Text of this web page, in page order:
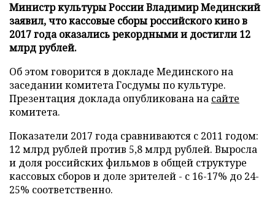
Министр культуры России Владимир Мединский
заявил, что кассовые сборы российского кино в
2017 года оказались рекордными и достигли 12
млрд рублей.
Об этом говорится в докладе Мединского на
заседании комитета Госдумы по культуре.
Презентация доклада опубликована на сайте
комитета.
Показатели 2017 года сравниваются с 2011 годом:
12 млрд рублей против 5,8 млрд рублей. Выросла
и доля российских фильмов в общей структуре
кассовых сборов и доле зрителей - с 16-17% до 24-
25% соответственно.